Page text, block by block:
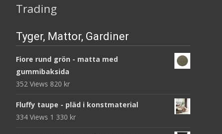
Trading
Tyger, Mattor, Gardiner
Fiore rund grön - matta med
gummibaksida
352 Views 820 kr
Fluffy taupe - pläd i konstmaterial
334 Views 1 330 kr